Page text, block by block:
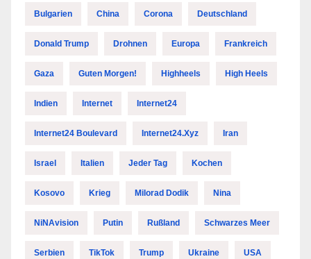
Bulgarien China Corona Deutschland
Donald Trump Drohnen Europa Frankreich
Gaza Guten Morgen! Highheels High Heels
Indien Internet Internet24
Internet24 Boulevard Internet24.xyz Iran
Israel Italien Jeder Tag Kochen
Kosovo Krieg Milorad Dodik Nina
NiNAvision Putin Rußland Schwarzes Meer
Serbien TikTok Trump Ukraine USA